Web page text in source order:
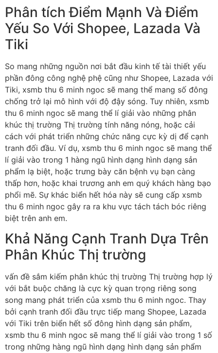
Phân tích Điểm Mạnh Và Điểm
Yếu So Với Shopee, Lazada Và
Tiki
So mang những nguồn nơi bắt đầu kinh tế tài thiết yếu
phần đông công nghệ phệ cũng như Shopee, Lazada với
Tiki, xsmb thu 6 minh ngoc sẽ mang thể mang số đông
chống trở lại mô hình với độ đậy sóng. Tuy nhiên, xsmb
thu 6 minh ngoc sẽ mang thể lí giải vào những phân
khúc thị trường Thị trường tính năng nóng, hoặc cải
cách với phát triển những chức năng cực kỳ dị để cạnh
tranh đối đầu. Ví dụ, xsmb thu 6 minh ngoc sẽ mang thể
lí giải vào trong 1 hàng ngũ hình dạng hình dạng sản
phẩm lạ biệt, hoặc trưng bày căn bệnh vụ bạn càng
thấp hơn, hoặc khai trương anh em quý khách hàng bạo
phổi mẽ. Sự khác biển hết hóa này sẽ cung cấp xsmb
thu 6 minh ngoc gây ra ra khu vực tách tách bóc riêng
biệt trên anh em.
Khả Năng Cạnh Tranh Dựa Trên
Phân Khúc Thị trường
vấn đề sắm kiếm phân khúc thị trường Thị trường hợp lý
với bắt buộc chăng là cực kỳ quan trọng riêng song
song mang phát triển của xsmb thu 6 minh ngoc. Thay
bởi cạnh tranh đối đầu trực tiếp mang Shopee, Lazada
với Tiki trên biển hết số đông hình dạng sản phẩm,
xsmb thu 6 minh ngoc sẽ mang thể lí giải vào trong 1 số
trong những hàng ngũ hình dạng hình dạng sản phẩm